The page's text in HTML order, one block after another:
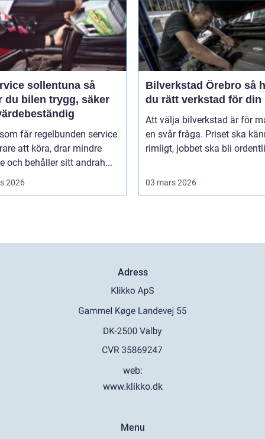
sollentuna så
du bilen trygg, säker
får regelbunden service
att köra, drar mindre
och behåller sitt andrah...
2026
Bilverkstad Örebro så hittar
du rätt verkstad för din
Att välja bilverkstad är för
en svår fråga. Priset ska
rimligt, jobbet ska bli
03 mars 2026
Adress
web:
www.klikko.dk
Menu